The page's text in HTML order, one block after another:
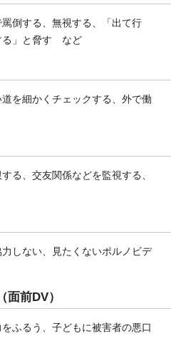
倒する、無視する、「出て行
る」と脅す など
を細かくチェックする、外で働
る、交友関係などを監視する、
しない、見たくないポルノビデ
前DV）
ふるう、子どもに被害者の悪口